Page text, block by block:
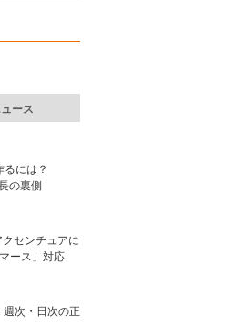
ース
には？
の裏側
センチュアに
ース」対応
次・日次の正